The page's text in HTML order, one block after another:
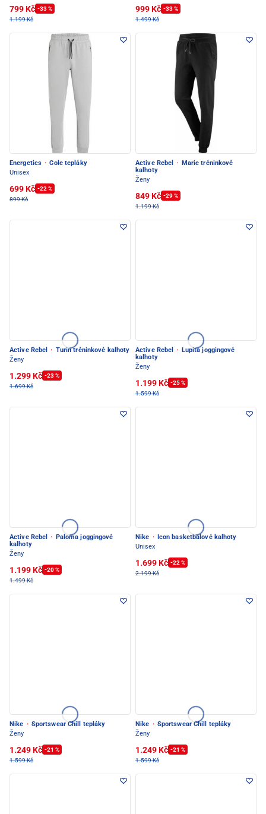
799 Kč -33 %
1.199 Kč
999 Kč -33 %
1.499 Kč
Energetics · Cole tepláky
Unisex
699 Kč -22 %
899 Kč
Active Rebel ·
Marie tréninkové
kalhoty
Ženy
849 Kč -29 %
1.199 Kč
Active Rebel · Turin tréninkové kalhoty
Ženy
1.299 Kč -23 %
1.699 Kč
Active Rebel ·
Lupita joggingové
kalhoty
Ženy
1.199 Kč -25 %
1.599 Kč
Active Rebel ·
Paloma joggingové
kalhoty
Ženy
1.199 Kč -20 %
1.499 Kč
Nike ·
Icon basketbalové kalhoty
Unisex
1.699 Kč -22 %
2.199 Kč
Nike · Sportswear Chill tepláky
Ženy
1.249 Kč -21 %
1.599 Kč
Nike · Sportswear Chill tepláky
Ženy
1.249 Kč -21 %
1.599 Kč